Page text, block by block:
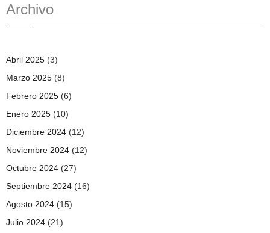
Archivo
Abril 2025 (3)
Marzo 2025 (8)
Febrero 2025 (6)
Enero 2025 (10)
Diciembre 2024 (12)
Noviembre 2024 (12)
Octubre 2024 (27)
Septiembre 2024 (16)
Agosto 2024 (15)
Julio 2024 (21)